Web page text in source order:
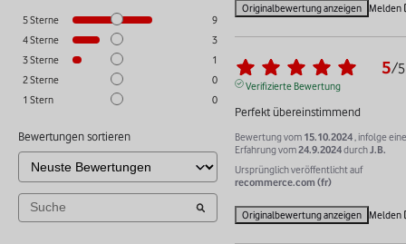
5Sterne
9
4Sterne
3
3Sterne
1
2Sterne
0
1 Stern 0
Bewertungen sortieren
Originalbewertung anzeigen Melden
5/5
Verifizierte Bewertung
Perfekt übereinstimmend
Bewertung vom 15.10.2024 , infolge
Erfahrung vom24.9.2024durchJ.B.
Ursprünglich veröffentlicht auf
recommerce.com (fr)
Originalbewertung anzeigen Melden